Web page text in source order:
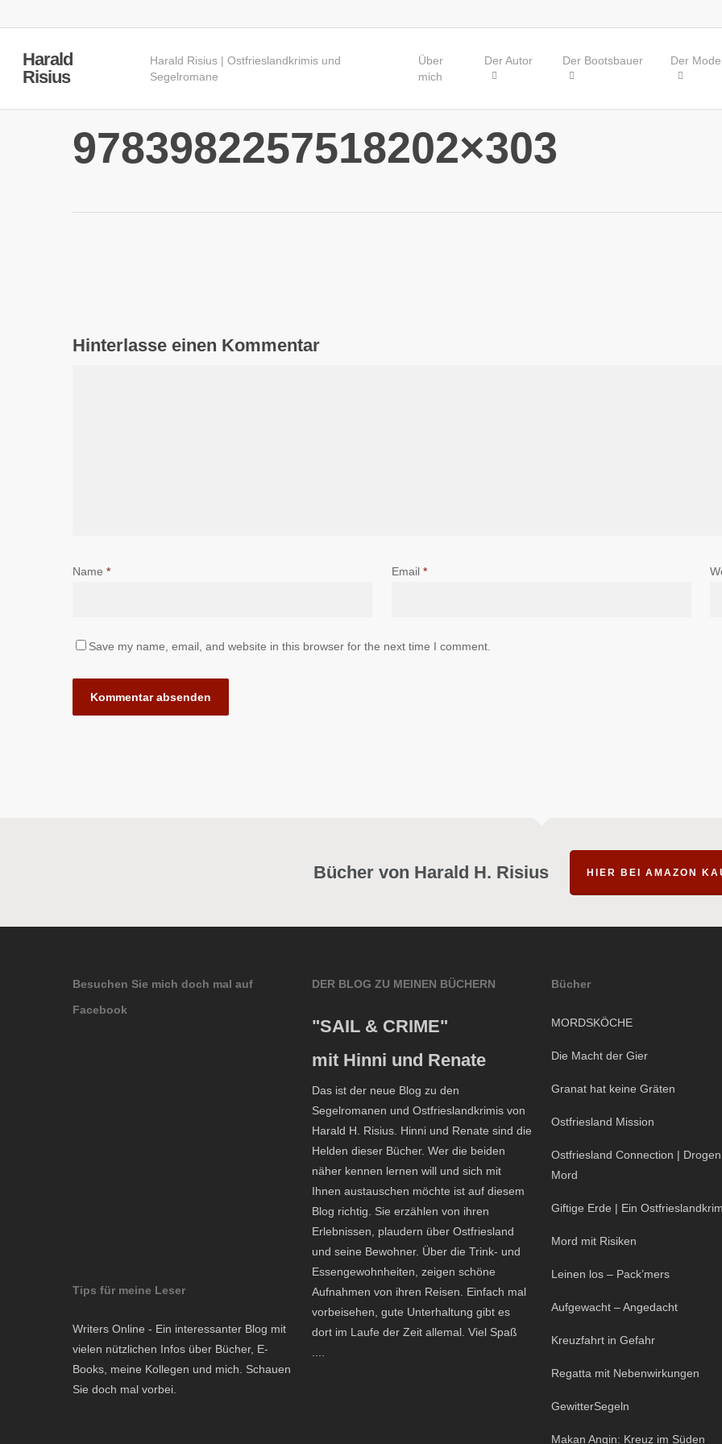
to
contentHarald
Risius
Harald Risius | Ostfrieslandkrimis und
Segelromane
Über
mich
Der Autor Der Bootsbauer Der
9783982257518202×303
Hinterlasse einen Kommentar
Name * Email *
Save my name, email, and website in this browser for the next time I comment.
Bücher von Harald H. Risius HIER BEI AMAZON
Besuchen Sie mich doch mal auf
Facebook
Tips für meine Leser
Writers Online - Ein interessanter Blog mit
vielen nützlichen Infos über Bücher, E-
Books, meine Kollegen und mich. Schauen
Sie doch mal vorbei.
DER BLOG ZU MEINEN BÜCHERN
"SAIL & CRIME"
mit Hinni und Renate
Das ist der neue Blog zu den
Segelromanen und Ostfrieslandkrimis von
Harald H. Risius. Hinni und Renate sind die
Helden dieser Bücher. Wer die beiden
näher kennen lernen will und sich mit
Ihnen austauschen möchte ist auf diesem
Blog richtig. Sie erzählen von ihren
Erlebnissen, plaudern über Ostfriesland
und seine Bewohner. Über die Trink- und
Essengewohnheiten, zeigen schöne
Aufnahmen von ihren Reisen. Einfach mal
vorbeisehen, gute Unterhaltung gibt es
dort im Laufe der Zeit allemal. Viel Spaß
Bücher
MORDSKÖCHE
Die Macht der Gier
Granat hat keine Gräten
Ostfriesland Mission
Ostfriesland Connection |
Mord
Giftige Erde | Ein
Mord mit Risiken
Leinen los – Pack’mers
Aufgewacht – Angedacht
Kreuzfahrt in Gefahr
Regatta mit Nebenwirkungen
GewitterSegeln
Makan Angin: Kreuz im Süden